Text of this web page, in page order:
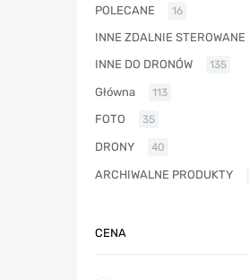
POLECANE 16
INNE ZDALNIE STEROWANE
INNE DO DRONÓW 135
Główna 113
FOTO 35
DRONY 40
ARCHIWALNE PRODUKTY
CENA